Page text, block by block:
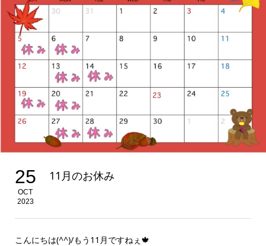
25
OCT
2023
11月のお休み
こんにちは(^^)/もう11月ですねぇ🍁